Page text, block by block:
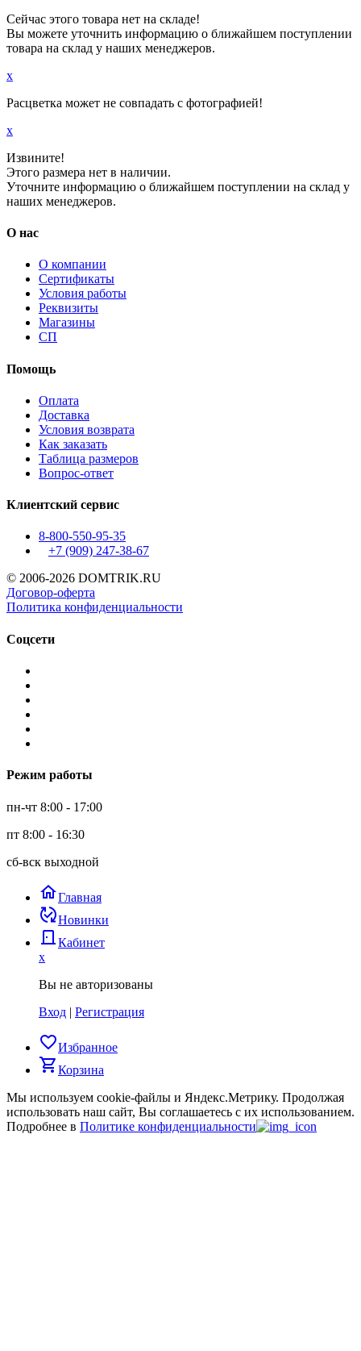
Сейчас этого товара нет на складе!
Вы можете уточнить информацию о ближайшем поступлении
товара на склад у наших менеджеров.
x
Расцветка может не совпадать с фотографией!
x
Извините!
Этого размера нет в наличии.
Уточните информацию о ближайшем поступлении на склад у
наших менеджеров.
О нас
О компании
Сертификаты
Условия работы
Реквизиты
Магазины
СП
Помощь
Оплата
Доставка
Условия возврата
Как заказать
Таблица размеров
Вопрос-ответ
Клиентский сервис
8-800-550-95-35
+7 (909) 247-38-67
© 2006-2026 DOMTRIK.RU
Договор-оферта
Политика конфиденциальности
Соцсети
Режим работы
пн-чт 8:00 - 17:00
пт 8:00 - 16:30
сб-вск выходной
homeГлавная
published_with_changesНовинки
door_back Кабинет
x
Вы не авторизованы
Вход | Регистрация
favorite_borderИзбранное
shopping_cartКорзина
Мы используем cookie-файлы и Яндекс.Метрику. Продолжая
использовать наш сайт, Вы соглашаетесь с их использованием.
Подробнее в Политике конфиденциальности